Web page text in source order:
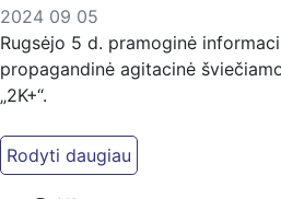
2024 09 05
Rugsėjo 5 d. pramoginė
propagandinė agitacinė
„2K+“.
Kiti mūsų kanalai:
Ekspertai.eu Telegram'e – https://